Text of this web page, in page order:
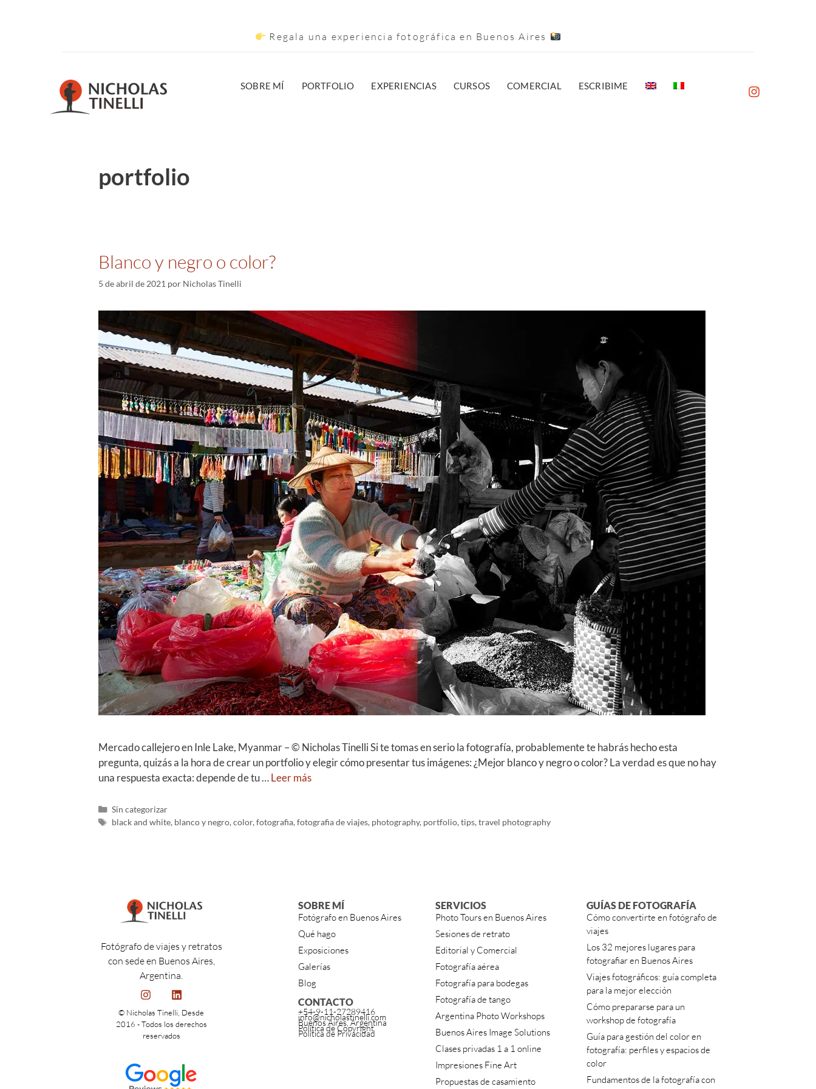
Regala una experiencia fotográfica en Buenos Aires
SOBRE MÍ PORTFOLIO EXPERIENCIAS CURSOS COMERCIAL ESCRIBIME
portfolio
Blanco y negro o color?
5 de abril de 2021 por Nicholas Tinelli
Mercado callejero en Inle Lake, Myanmar – © Nicholas Tinelli Si te tomas en serio la fotografía, probablemente te habrás hecho esta
pregunta, quizás a la hora de crear un portfolio y elegir cómo presentar tus imágenes: ¿Mejor blanco y negro o color? La verdad es que no hay
una respuesta exacta: depende de tu …Leer más
Sin categorizar
black and white, blanco y negro,color,fotografia,fotografia de viajes, photography, portfolio,tips,travel photography
Fotógrafo de viajes y retratos
con sede en Buenos Aires,
Argentina.
© Nicholas Tinelli, Desde
2016 - Todos los derechos
reservados
SOBRE MÍ
Fotógrafo en Buenos Aires
Qué hago
Exposiciones
Galerías
Blog
CONTACTO
+54-9-11-27289416
info@nicholastinelli.com
Buenos Aires, Argentina
Política de Copyright
Política de Privacidad
SERVICIOS
Photo Tours en Buenos Aires
Sesiones de retrato
Editorial y Comercial
Fotografía aérea
Fotografía para bodegas
Fotografía de tango
Argentina Photo Workshops
Buenos Aires Image Solutions
Clases privadas 1 a 1 online
Impresiones Fine Art
Propuestas de casamiento
GUÍAS DE FOTOGRAFÍA
Cómo convertirte en fotógrafo de
viajes
Los 32 mejores lugares para
fotografiar en Buenos Aires
Viajes fotográficos: guía completa
para la mejor elección
Cómo prepararse para un
workshop de fotografía
Guía para gestión del color en
fotografía: perfiles y espacios de
color
Fundamentos de la fotografía con